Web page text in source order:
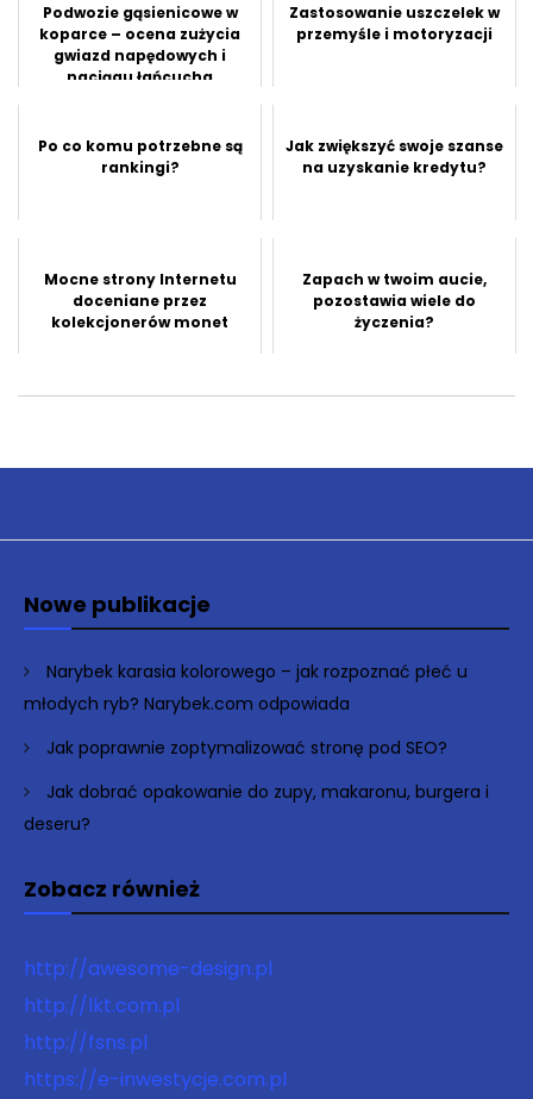
Podwozie gąsienicowe w
koparce – ocena zużycia
gwiazd napędowych i
naciągu łańcucha
Zastosowanie uszczelek w
przemyśle i motoryzacji
Po co komu potrzebne są
rankingi?
Jak zwiększyć swoje szanse
na uzyskanie kredytu?
Mocne strony Internetu
doceniane przez
kolekcjonerów monet
Zapach w twoim aucie,
pozostawia wiele do
życzenia?
Nowe publikacje
Narybek karasia kolorowego – jak rozpoznać płeć u
młodych ryb? Narybek.com odpowiada
Jak poprawnie zoptymalizować stronę pod SEO?
Jak dobrać opakowanie do zupy, makaronu, burgera i
deseru?
Zobacz również
http://awesome-design.pl
http://lkt.com.pl
http://fsns.pl
https://e-inwestycje.com.pl